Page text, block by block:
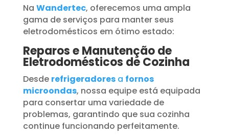
Na Wandertec, oferecemos uma ampla
gama de serviços para manter seus
eletrodomésticos em ótimo estado:
Reparos e Manutenção de
Eletrodomésticos de Cozinha
Desde refrigeradoresa fornos
microondas, nossa equipe está equipada
para consertar uma variedade de
problemas, garantindo que sua cozinha
continue funcionando perfeitamente.